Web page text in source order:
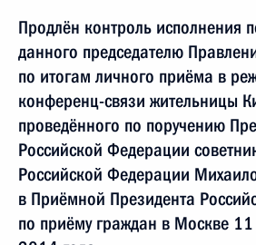
Продлён контроль исполнения
данного председателю
по итогам личного приёма в
конференц-связи жительницы
проведённого по поручению
Российской Федерации
Российской Федерации
в Приёмной Президента
по приёму граждан в Москве